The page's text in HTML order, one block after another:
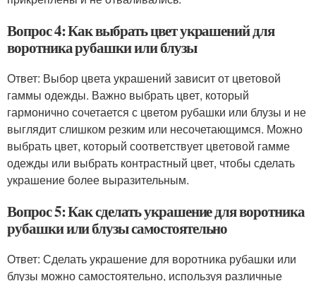
Вопрос 4: Как выбрать цвет украшений для
воротника рубашки или блузы
Ответ: Выбор цвета украшений зависит от цветовой
гаммы одежды. Важно выбрать цвет, который
гармонично сочетается с цветом рубашки или блузы и не
выглядит слишком резким или несочетающимся. Можно
выбрать цвет, который соответствует цветовой гамме
одежды или выбрать контрастный цвет, чтобы сделать
украшение более выразительным.
Вопрос 5: Как сделать украшение для воротника
рубашки или блузы самостоятельно
Ответ: Сделать украшение для воротника рубашки или
блузы можно самостоятельно, используя различные